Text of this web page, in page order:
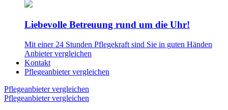
Liebevolle Betreuung rund um die Uhr!
Mit einer 24 Stunden Pflegekraft sind Sie in guten Händen
Anbieter vergleichen
Kontakt
Pflegeanbieter vergleichen
Pflegeanbieter vergleichen
Pflegeanbieter vergleichen